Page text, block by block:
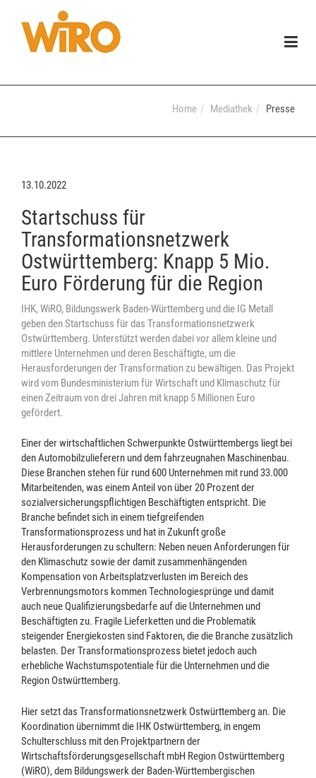
Home Mediathek Presse
13.10.2022
Startschuss für
Transformationsnetzwerk
Ostwürttemberg: Knapp 5 Mio.
Euro Förderung für die Region
IHK, WiRO, Bildungswerk Baden-Württemberg und die IG Metall
geben den Startschuss für das Transformationsnetzwerk
Ostwürttemberg. Unterstützt werden dabei vor allem kleine und
mittlere Unternehmen und deren Beschäftigte, um die
Herausforderungen der Transformation zu bewältigen. Das Projekt
wird vom Bundesministerium für Wirtschaft und Klimaschutz für
einen Zeitraum von drei Jahren mit knapp 5 Millionen Euro
gefördert.
Einer der wirtschaftlichen Schwerpunkte Ostwürttembergs liegt bei
den Automobilzulieferern und dem fahrzeugnahen Maschinenbau.
Diese Branchen stehen für rund 600 Unternehmen mit rund 33.000
Mitarbeitenden, was einem Anteil von über 20 Prozent der
sozialversicherungspflichtigen Beschäftigten entspricht. Die
Branche befindet sich in einem tiefgreifenden
Transformationsprozess und hat in Zukunft große
Herausforderungen zu schultern: Neben neuen Anforderungen für
den Klimaschutz sowie der damit zusammenhängenden
Kompensation von Arbeitsplatzverlusten im Bereich des
Verbrennungsmotors kommen Technologiesprünge und damit
auch neue Qualifizierungsbedarfe auf die Unternehmen und
Beschäftigten zu. Fragile Lieferketten und die Problematik
steigender Energiekosten sind Faktoren, die die Branche zusätzlich
belasten. Der Transformationsprozess bietet jedoch auch
erhebliche Wachstumspotentiale für die Unternehmen und die
Region Ostwürttemberg.
Hier setzt das Transformationsnetzwerk Ostwürttemberg an. Die
Koordination übernimmt die IHK Ostwürttemberg, in engem
Schulterschluss mit den Projektpartnern der
Wirtschaftsförderungsgesellschaft mbH Region Ostwürttemberg
(WiRO), dem Bildungswerk der Baden-Württembergischen